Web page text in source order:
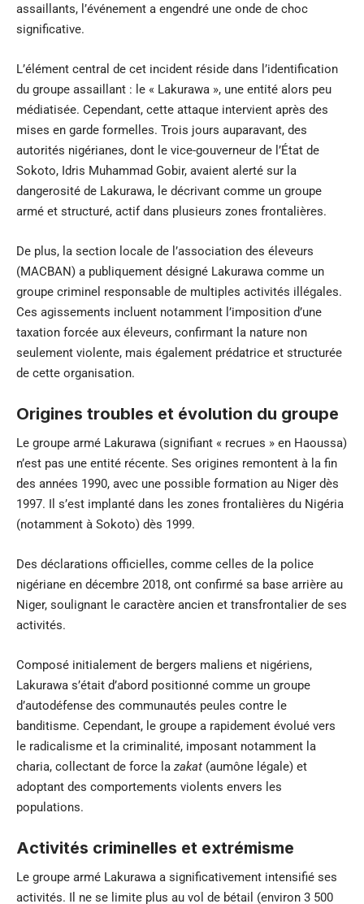
assaillants, l’événement a engendré une onde de choc
significative.
L’élément central de cet incident réside dans l’identification
du groupe assaillant : le « Lakurawa », une entité alors peu
médiatisée. Cependant, cette attaque intervient après des
mises en garde formelles. Trois jours auparavant, des
autorités nigérianes, dont le vice-gouverneur de l’État de
Sokoto, Idris Muhammad Gobir, avaient alerté sur la
dangerosité de Lakurawa, le décrivant comme un groupe
armé et structuré, actif dans plusieurs zones frontalières.
De plus, la section locale de l’association des éleveurs
(MACBAN) a publiquement désigné Lakurawa comme un
groupe criminel responsable de multiples activités illégales.
Ces agissements incluent notamment l’imposition d’une
taxation forcée aux éleveurs, confirmant la nature non
seulement violente, mais également prédatrice et structurée
de cette organisation.
Origines troubles et évolution du groupe
Le groupe armé Lakurawa (signifiant « recrues » en Haoussa)
n’est pas une entité récente. Ses origines remontent à la fin
des années 1990, avec une possible formation au Niger dès
1997. Il s’est implanté dans les zones frontalières du Nigéria
(notamment à Sokoto) dès 1999.
Des déclarations officielles, comme celles de la police
nigériane en décembre 2018, ont confirmé sa base arrière au
Niger, soulignant le caractère ancien et transfrontalier de ses
activités.
Composé initialement de bergers maliens et nigériens,
Lakurawa s’était d’abord positionné comme un groupe
d’autodéfense des communautés peules contre le
banditisme. Cependant, le groupe a rapidement évolué vers
le radicalisme et la criminalité, imposant notamment la
charia, collectant de force la zakat (aumône légale) et
adoptant des comportements violents envers les
populations.
Activités criminelles et extrémisme
Le groupe armé Lakurawa a significativement intensifié ses
activités. Il ne se limite plus au vol de bétail (environ 3 500